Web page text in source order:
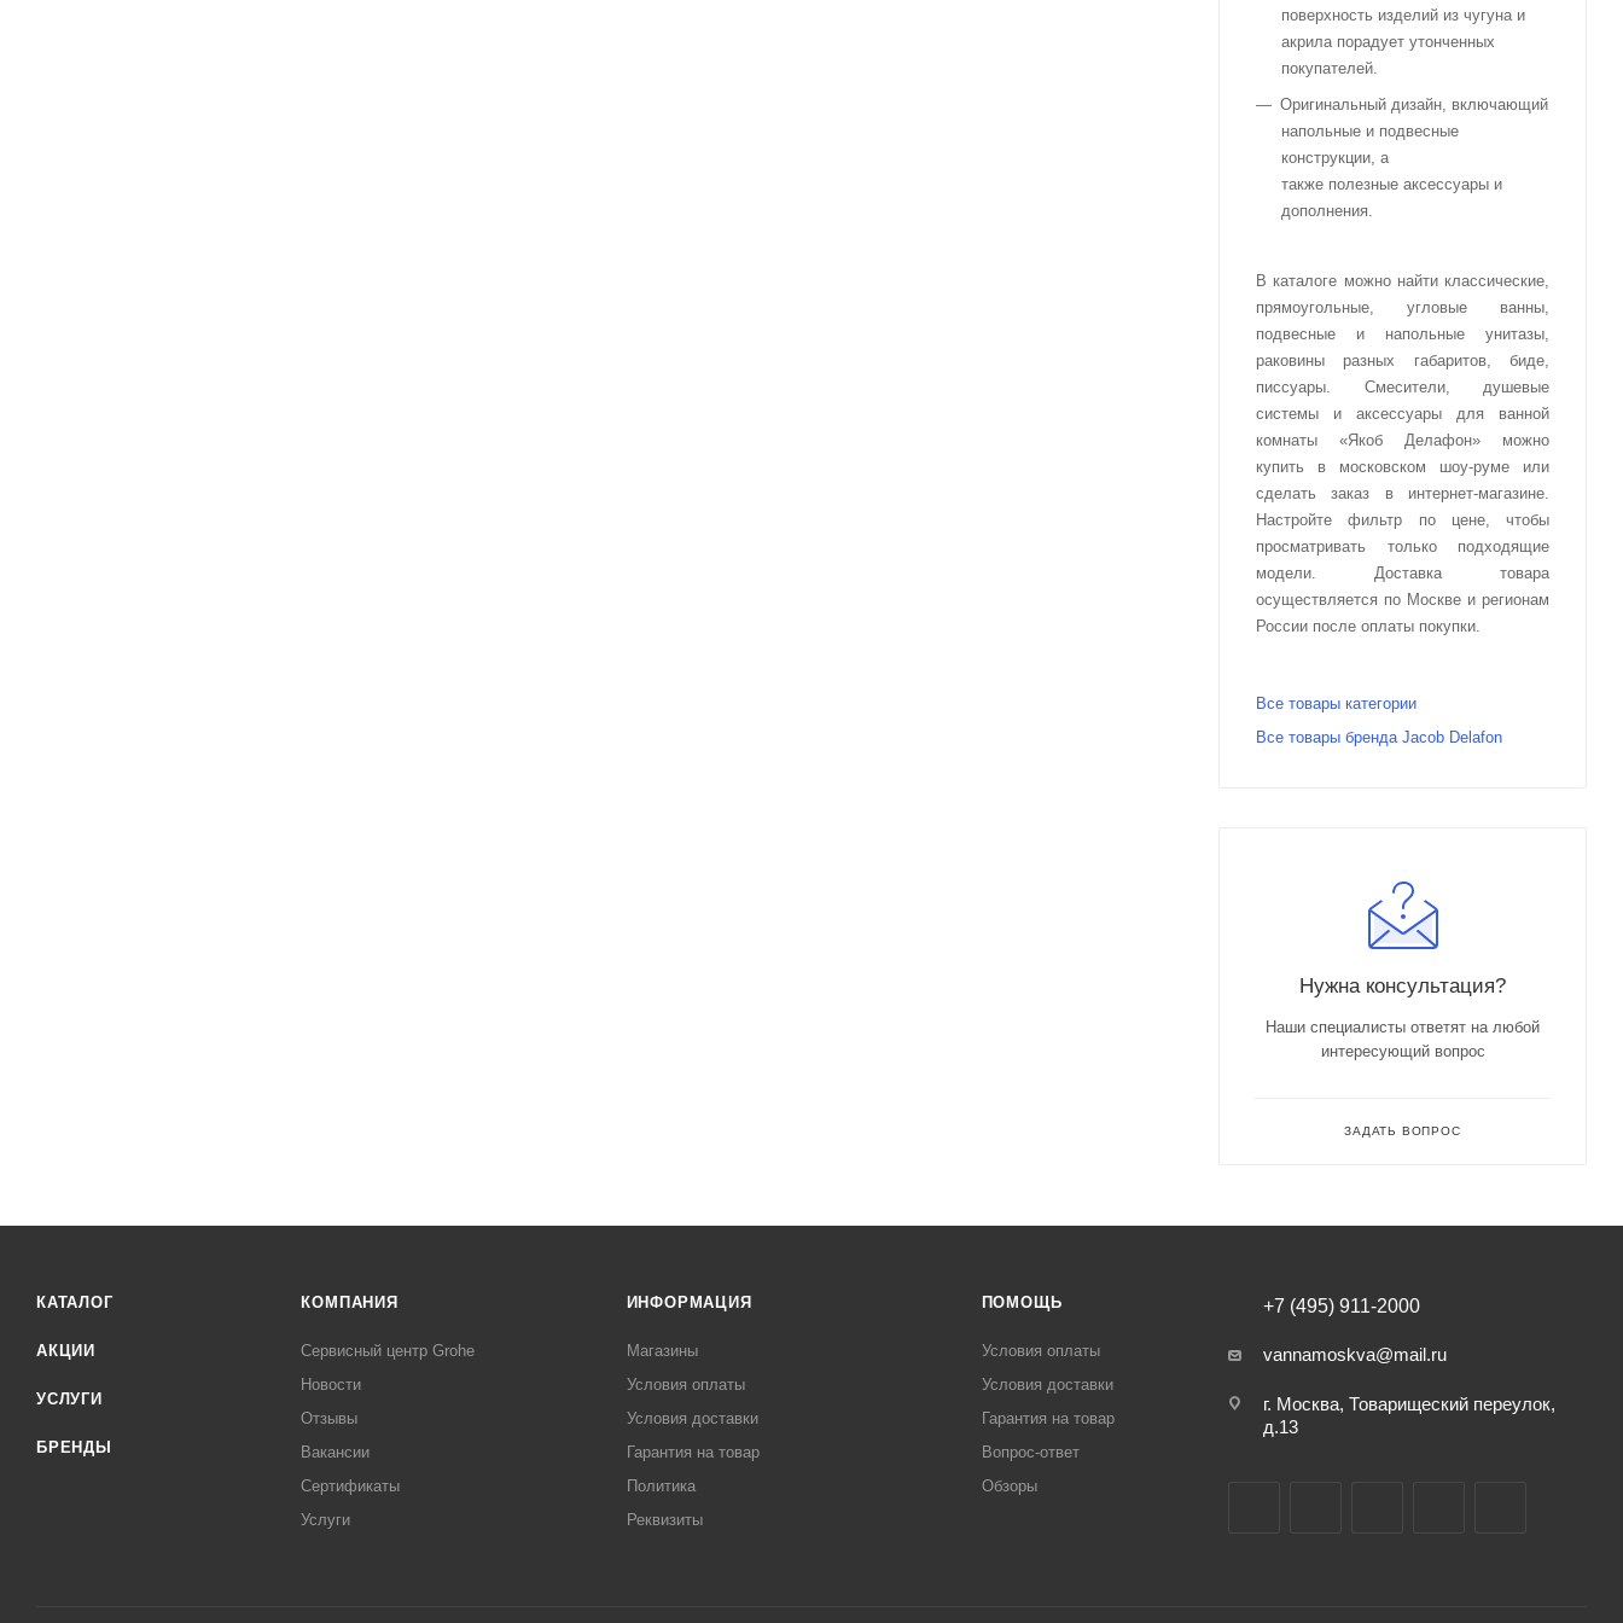
поверхность изделий из чугуна и
акрила порадует утонченных
покупателей.
Оригинальный дизайн, включающий
напольные и подвесные
конструкции, а
также полезные аксессуары и
дополнения.
В каталоге можно найти классические,
прямоугольные, угловые ванны,
подвесные и напольные унитазы,
раковины разных габаритов, биде,
писсуары. Смесители, душевые
системы и аксессуары для ванной
комнаты «Якоб Делафон» можно
купить в московском шоу-руме или
сделать заказ в интернет-магазине.
Настройте фильтр по цене, чтобы
просматривать только подходящие
модели. Доставка товара
осуществляется по Москве и регионам
России после оплаты покупки.
Все товары категории
Все товары бренда Jacob Delafon
Нужна консультация?
Наши специалисты ответят на любой
интересующий вопрос
ЗАДАТЬ ВОПРОС
КАТАЛОГ
АКЦИИ
УСЛУГИ
БРЕНДЫ
КОМПАНИЯ
Сервисный центр Grohe
Новости
Отзывы
Вакансии
Сертификаты
Услуги
ИНФОРМАЦИЯ
Магазины
Условия оплаты
Условия доставки
Гарантия на товар
Политика
Реквизиты
ПОМОЩЬ
Условия оплаты
Условия доставки
Гарантия на товар
Вопрос-ответ
Обзоры
+7 (495) 911-2000
vannamoskva@mail.ru
г. Москва, Товарищеский переулок,
д.13